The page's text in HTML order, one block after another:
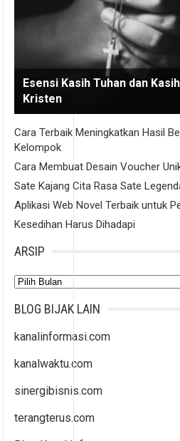
Esensi Kasih Tuhan dan
Kristen
Cara Terbaik Meningkatkan Hasil
Kelompok
Cara Membuat Desain Voucher
Sate Kajang Cita Rasa Sate
Aplikasi Web Novel Terbaik untuk
Kesedihan Harus Dihadapi
ARSIP
Arsip
BLOG BIJAK LAIN
kanalinformasi.com
kanalwaktu.com
sinergibisnis.com
terangterus.com